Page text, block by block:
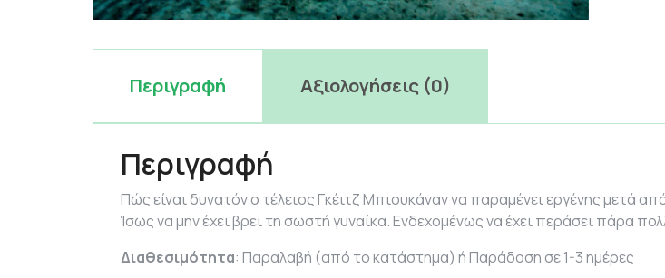
Περιγραφή Αξιολογήσεις (0)
Περιγραφή
Πώς είναι δυνατόν ο τέλειος Γκέιτζ Μπιουκάναν να παραμένει εργένης μετά
Ίσως να μην έχει βρει τη σωστή γυναίκα. Ενδεχομένως να έχει περάσει πάρα
Διαθεσιμότητα: Παραλαβή (από το κατάστημα) ή Παράδοση σε 1-3 ημέρες